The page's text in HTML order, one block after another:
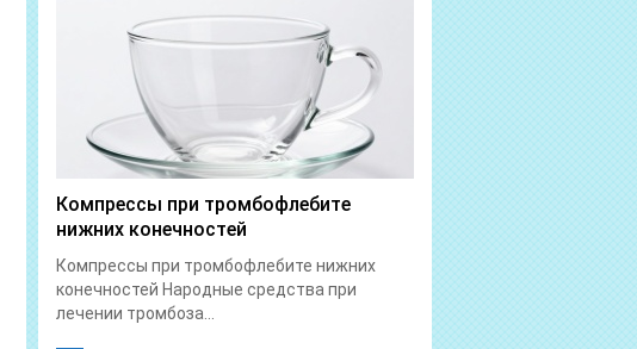
Компрессы при тромбофлебите
нижних конечностей
Компрессы при тромбофлебите нижних
конечностей Народные средства при
лечении тромбоза...